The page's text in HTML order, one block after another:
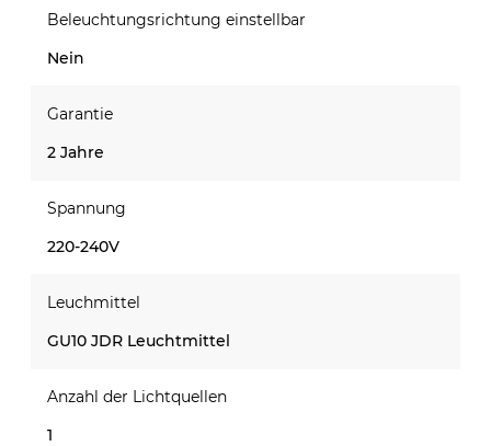
Beleuchtungsrichtung einstellbar
Nein
Garantie
2 Jahre
Spannung
220-240V
Leuchmittel
GU10 JDR Leuchtmittel
Anzahl der Lichtquellen
1